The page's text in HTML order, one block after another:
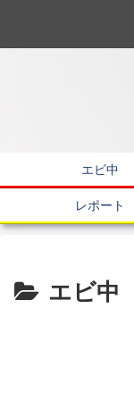
エビ中
レポート
エビ中